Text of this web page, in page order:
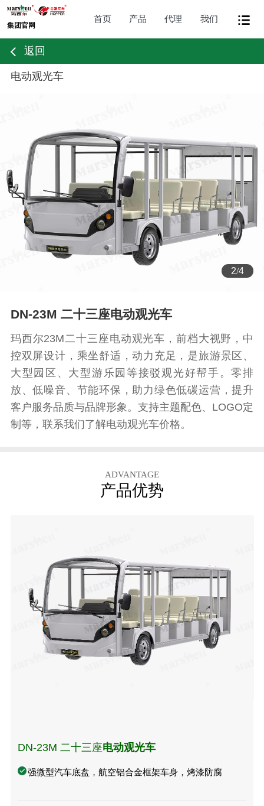
集团官网
首页 产品 代理 我们
返回
电动观光车
3/4
DN-23M 二十三座电动观光车
玛西尔23M二十三座电动观光车，前档大视野，中
控双屏设计，乘坐舒适，动力充足，是旅游景区、
大型园区、大型游乐园等接驳观光好帮手。零排
放、低噪音、节能环保，助力绿色低碳运营，提升
客户服务品质与品牌形象。支持主题配色、LOGO定
制等，联系我们了解电动观光车价格。
ADVANTAGE
产品优势
DN-23M 二十三座电动观光车
强微型汽车底盘，航空铝合金框架车身，烤漆防腐